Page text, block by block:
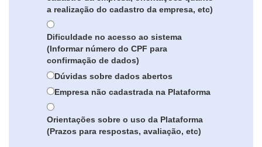
a realização do cadastro da empresa, etc)
Dificuldade no acesso ao sistema
(Informar número do CPF para
confirmação de dados)
Dúvidas sobre dados abertos
Empresa não cadastrada na Plataforma
Orientações sobre o uso da Plataforma
(Prazos para respostas, avaliação, etc)